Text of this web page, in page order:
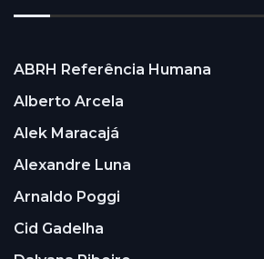
ABRH Referência Humana
Alberto Arcela
Alek Maracajá
Alexandre Luna
Arnaldo Poggi
Cid Gadelha